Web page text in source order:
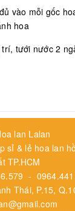
vào mỗi gốc
hoa
tưới nước 2
lan Lalan
sỉ & lẻ hoa lan
TP.HCM
-
Thái, P.15,